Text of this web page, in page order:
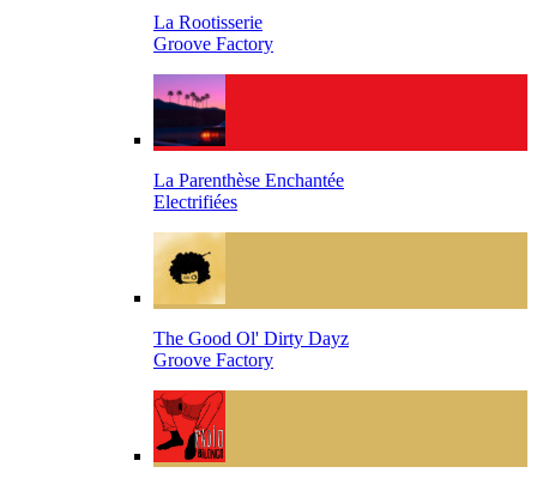
La Rootisserie
Groove Factory
La Parenthèse Enchantée
Electrifiées
The Good Ol' Dirty Dayz
Groove Factory